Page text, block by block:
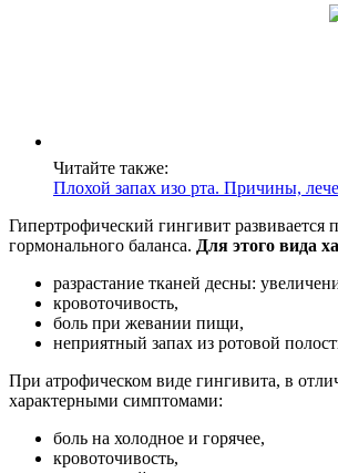
Читайте также:
Плохой запах изо рта. Причины,
Гипертрофический гингивит
гормонального баланса. Для этого вида
разрастание тканей десны:
кровоточивость,
боль при жевании пищи,
неприятный запах из ротовой
При атрофическом виде гингивита, в
характерными симптомами:
боль на холодное и горячее,
кровоточивость,